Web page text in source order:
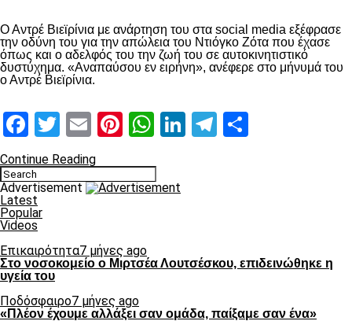
Ο Αντρέ Βιεϊρίνια με ανάρτηση του στα social media εξέφρασε
την οδύνη του για την απώλεια του Ντιόγκο Ζότα που έχασε
όπως και ο αδελφός του την ζωή του σε αυτοκινητιστικό
δυστύχημα. «Αναπαύσου εν ειρήνη», ανέφερε στο μήνυμά του
ο Αντρέ Βιεϊρίνια.
Facebook
Twitter
EmailPinterest
WhatsApp
LinkedIn
Telegram
Continue Reading
Advertisement
Latest
Popular
Videos
Επικαιρότητα7 μήνες ago
Στο νοσοκομείο ο Μιρτσέα Λουτσέσκου, επιδεινώθηκε η
υγεία του
Ποδόσφαιρο7 μήνες ago
«Πλέον έχουμε αλλάξει σαν ομάδα, παίξαμε σαν ένα»